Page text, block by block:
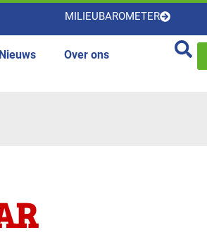
MILIEUBAROMETER
Nieuws Over ons